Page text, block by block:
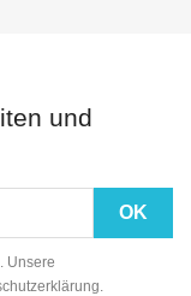
und
Unsere